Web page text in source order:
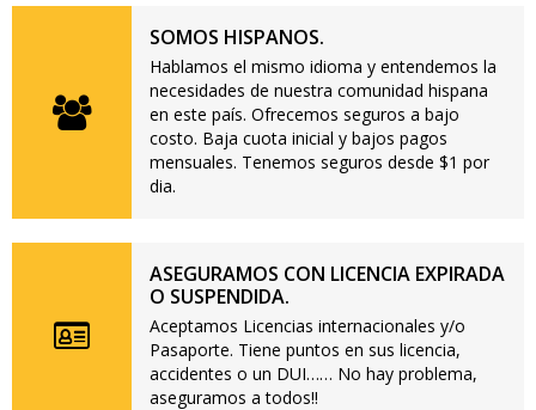
SOMOS HISPANOS.
Hablamos el mismo idioma y entendemos la
necesidades de nuestra comunidad hispana
en este país. Ofrecemos seguros a bajo
costo. Baja cuota inicial y bajos pagos
mensuales. Tenemos seguros desde $1 por
dia.
ASEGURAMOS CON LICENCIA EXPIRADA
O SUSPENDIDA.
Aceptamos Licencias internacionales y/o
Pasaporte. Tiene puntos en sus licencia,
accidentes o un DUI…… No hay problema,
aseguramos a todos!!